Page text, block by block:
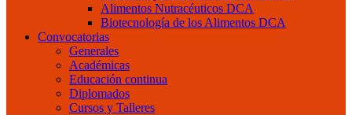
Alimentos Nutracéuticos DCA
Biotecnología de los Alimentos DCA
Convocatorias
Generales
Académicas
Educación continua
Diplomados
Cursos y Talleres